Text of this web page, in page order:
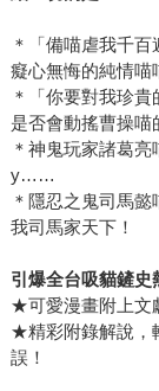
＊「備喵虐我千
癡心無悔的純情喵
＊「你要對我珍
是否會動搖曹操喵
＊神鬼玩家諸葛
y……
＊隱忍之鬼司馬
我司馬家天下！
引爆全台吸貓鏟史
★可愛漫畫附上文
★精彩附錄解說，
誤！